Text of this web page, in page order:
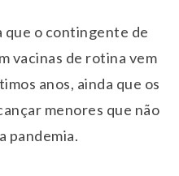
que o contingente de
vacinas de rotina vem
anos, ainda que os
menores que não
pandemia.